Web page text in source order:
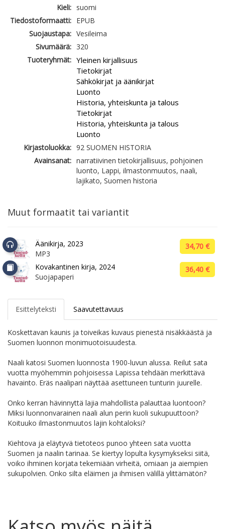
Kieli: suomi
Tiedostoformaatti: EPUB
Suojaustapa: Vesileima
Sivumäärä: 320
Tuoteryhmät: Yleinen kirjallisuus
Tietokirjat
Sähkökirjat ja äänikirjat
Luonto
Historia, yhteiskunta ja talous
Tietokirjat
Historia, yhteiskunta ja talous
Luonto
Kirjastoluokka: 92 SUOMEN HISTORIA
Avainsanat: narratiivinen tietokirjallisuus, pohjoinen
luonto, Lappi, ilmastonmuutos, naali,
lajikato, Suomen historia
Muut formaatit tai variantit
Äänikirja, 2023
MP3
34,70 €
Kovakantinen kirja, 2024
Suojapaperi
36,40 €
Esittelyteksti Saavutettavuus
Koskettavan kaunis ja toiveikas kuvaus pienestä nisäkkäästä ja
Suomen luonnon monimuotoisuudesta.
Naali katosi Suomen luonnosta 1900-luvun alussa. Reilut sata
vuotta myöhemmin pohjoisessa Lapissa tehdään merkittävä
havainto. Eräs naalipari näyttää asettuneen tunturin juurelle.
Onko kerran hävinnyttä lajia mahdollista palauttaa luontoon?
Miksi luonnonvarainen naali alun perin kuoli sukupuuttoon?
Koituuko ilmastonmuutos lajin kohtaloksi?
Kiehtova ja eläytyvä tietoteos punoo yhteen sata vuotta
Suomen ja naalin tarinaa. Se kiertyy lopulta kysymykseksi siitä,
voiko ihminen korjata tekemiään virheitä, omiaan ja aiempien
sukupolvien. Onko silta eläimen ja ihmisen välillä ylittämätön?